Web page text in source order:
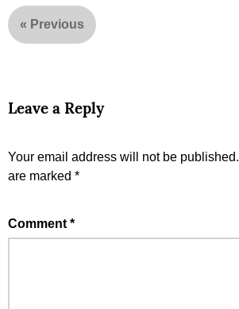
« Previous
Leave a Reply
Your email address will not be published.
are marked *
Comment *